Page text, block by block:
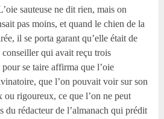
sauteuse ne dit rien, mais on
pas moins, et quand le chien de la
il se porta garant qu’elle était de
qui avait reçu trois
se taire affirma que l’oie
que l’on pouvait voir sur son
ou rigoureux, ce que l’on ne peut
du rédacteur de l’almanach qui prédit